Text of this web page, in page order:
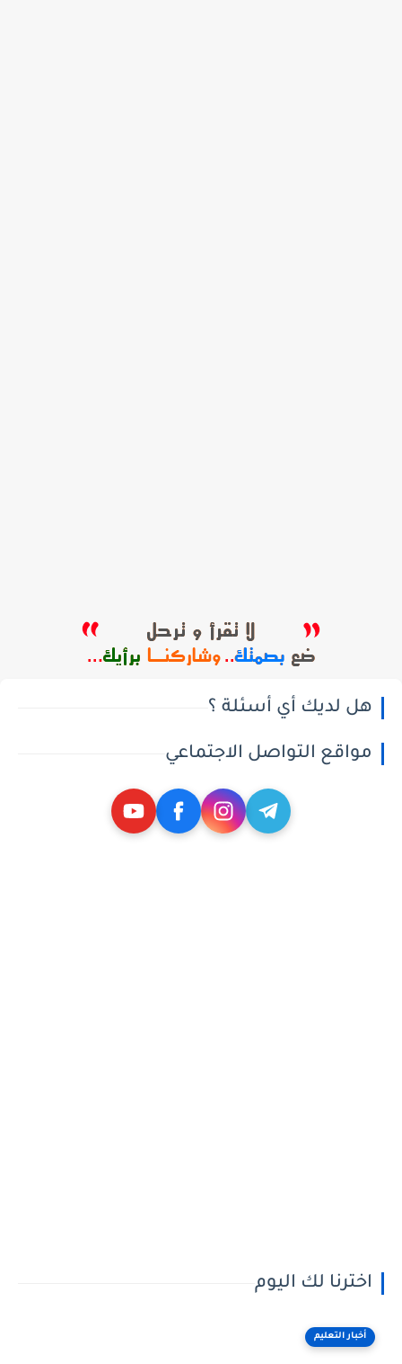
هل لديك أي أسئلة ؟
مواقع التواصل الاجتماعي
اخترنا لك اليوم
أخبار التعليم